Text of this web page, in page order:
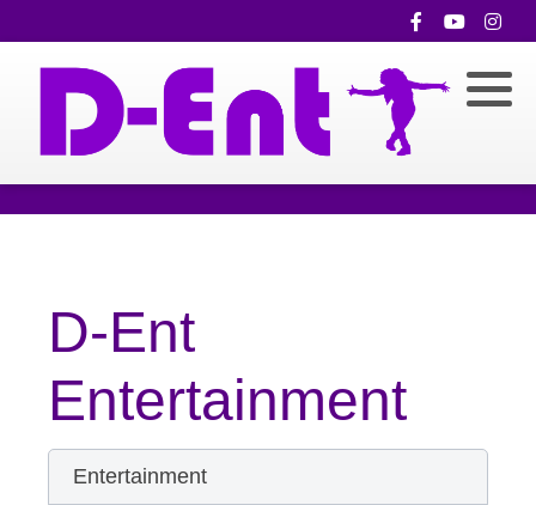
D-Ent
Entertainment
Entertainment